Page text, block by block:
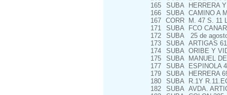
165
SUBA HERRERA
166
SUBA CAMINO A
167 CORR M. 47 S. 11
171
SUBA FCO
172
SUBA 25 de
173
SUBA ARTIGAS
174
SUBA ORIBE Y
175
SUBA MANUEL
177
SUBA ESPINOLA
179
SUBA HERRERA
180
SUBA R.1Y
182
SUBA AVDA.